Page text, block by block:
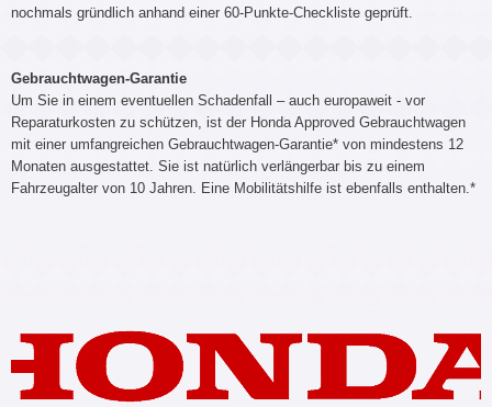
nochmals gründlich anhand einer 60-Punkte-Checkliste geprüft.
Gebrauchtwagen-Garantie
Um Sie in einem eventuellen Schadenfall – auch europaweit - vor
Reparaturkosten zu schützen, ist der Honda Approved Gebrauchtwagen
mit einer umfangreichen Gebrauchtwagen-Garantie* von mindestens 12
Monaten ausgestattet. Sie ist natürlich verlängerbar bis zu einem
Fahrzeugalter von 10 Jahren. Eine Mobilitätshilfe ist ebenfalls enthalten.*